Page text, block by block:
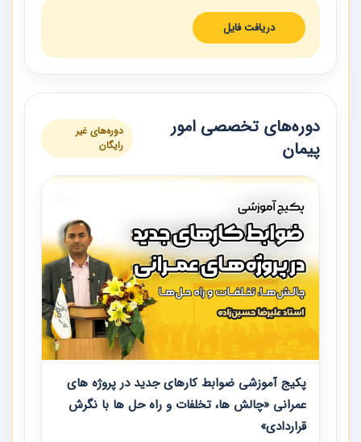
دریافت فایل
دوره‌های تخصصی امور
پیمان
دوره‌های غیر
رایگان
پکیج آموزشی ضوابط کارهای جدید در پروژه های
عمرانی «چالش ها، تخلفات و راه حل ها با نگرش
قراردادی»